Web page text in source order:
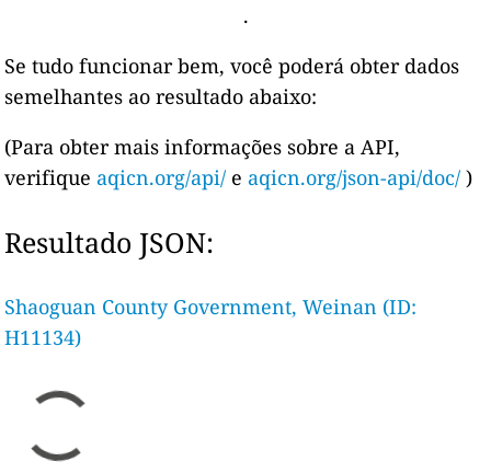
.
Se tudo funcionar bem, você poderá obter dados
semelhantes ao resultado abaixo:
(Para obter mais informações sobre a API,
verifique aqicn.org/api/ e aqicn.org/json-api/doc/ )
Resultado JSON:
Shaoguan County Government, Weinan (ID:
H11134)